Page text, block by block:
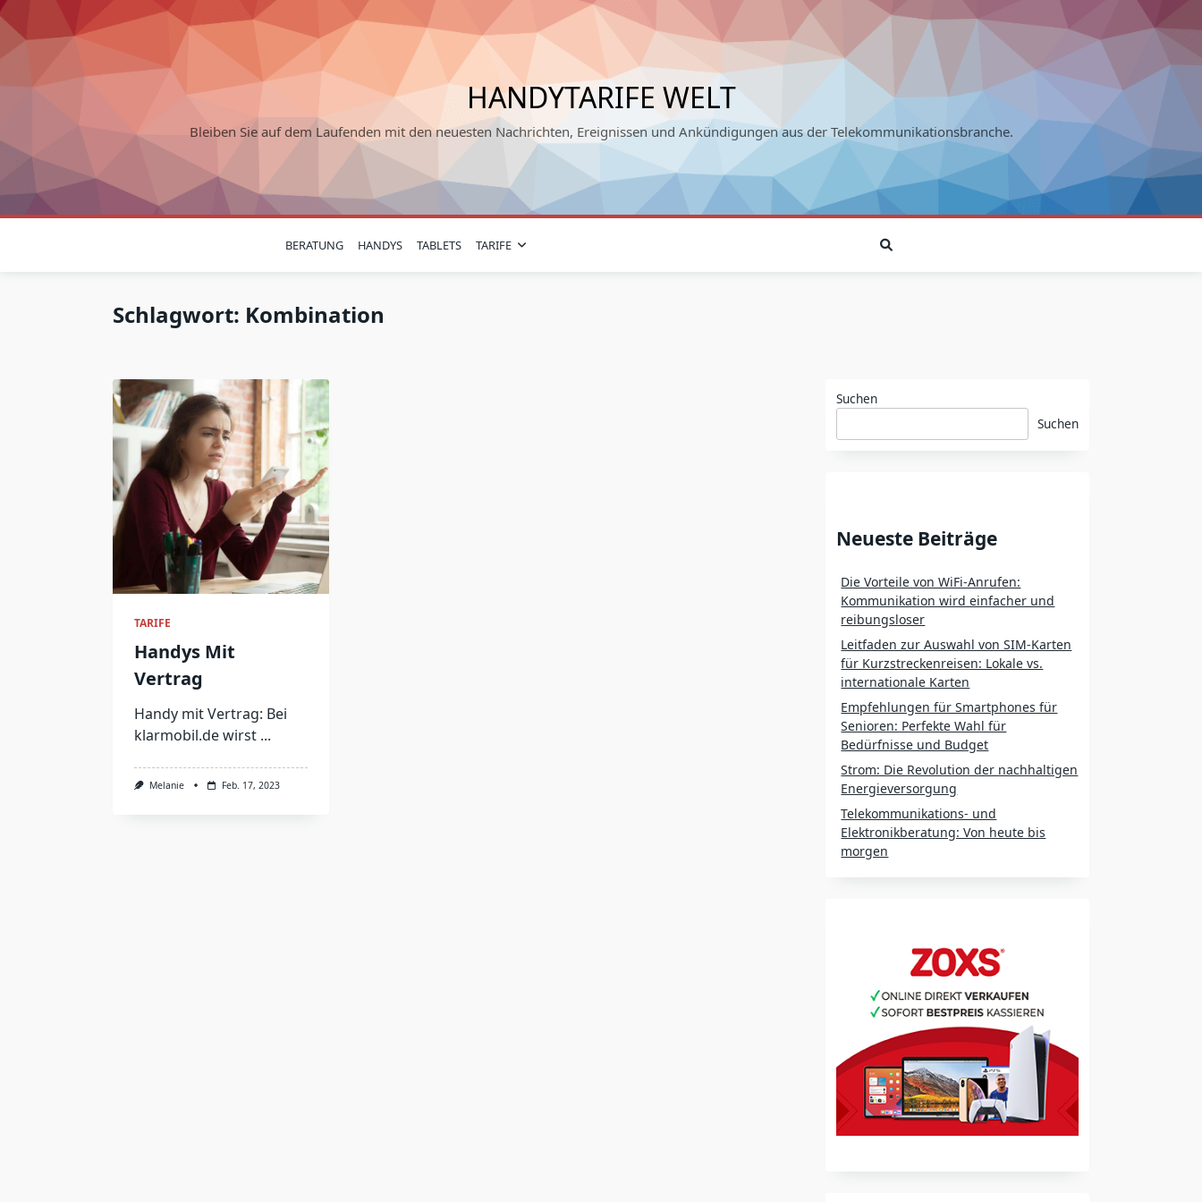
Skip
to
content
HANDYTARIFE WELT
Bleiben Sie auf dem Laufenden mit den neuesten Nachrichten, Ereignissen und Ankündigungen aus der Telekommunikationsbranche.
BERATUNG HANDYS TABLETS TARIFE
Schlagwort: Kombination
TARIFE
Handys Mit
Vertrag
Handy mit Vertrag: Bei
klarmobil.de wirst ...
Melanie Feb. 17, 2023
Suchen
Suchen
Neueste Beiträge
Die Vorteile von WiFi-Anrufen:
Kommunikation wird einfacher und
reibungsloser
Leitfaden zur Auswahl von SIM-Karten
für Kurzstreckenreisen: Lokale vs.
internationale Karten
Empfehlungen für Smartphones für
Senioren: Perfekte Wahl für
Bedürfnisse und Budget
Strom: Die Revolution der nachhaltigen
Energieversorgung
Telekommunikations- und
Elektronikberatung: Von heute bis
morgen